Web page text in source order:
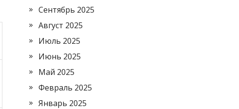
Сентябрь 2025
Август 2025
Июль 2025
Июнь 2025
Май 2025
Февраль 2025
Январь 2025